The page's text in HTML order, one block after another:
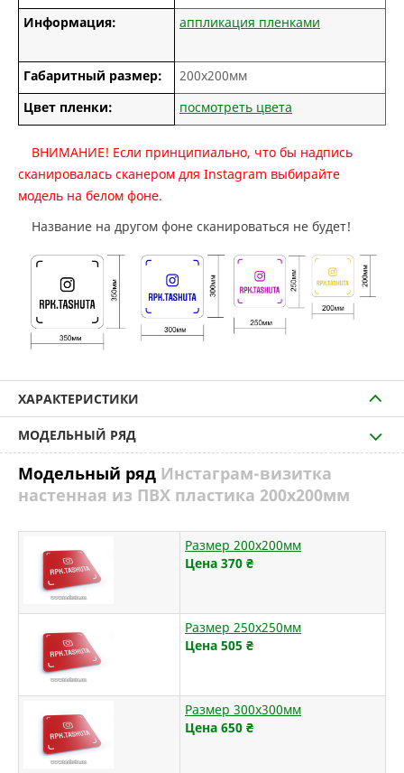
Информация:
аппликация пленками
Габаритный размер:
200х200мм
Цвет пленки:
посмотреть цвета
ВНИМАНИЕ! Если принципиально, что бы надпись
сканировалась сканером для Instagram выбирайте
модель на белом фоне.
Название на другом фоне сканироваться не будет!
ХАРАКТЕРИСТИКИ
МОДЕЛЬНЫЙ РЯД
Модельный ряд Инстаграм-визитка
настенная из ПВХ пластика 200х200мм
Размер 200х200мм
Цена 370 ₴
Размер 250х250мм
Цена 505 ₴
Размер 300х300мм
Цена 650 ₴